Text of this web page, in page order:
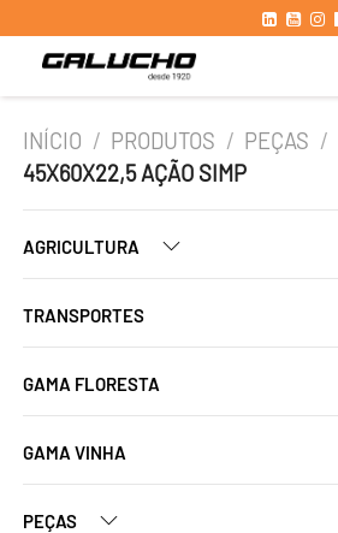
INÍCIO / PRODUTOS / PEÇAS /
45X60X22,5 AÇÃO SIMP
AGRICULTURA
TRANSPORTES
GAMA FLORESTA
GAMA VINHA
PEÇAS